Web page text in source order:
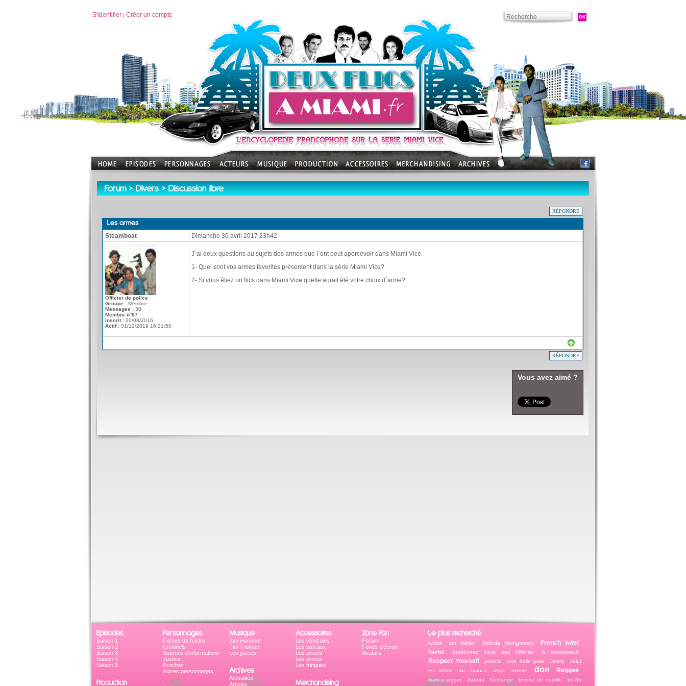
S'identifier | Créer un compte
Forum>Divers>Discussion libre
RÉPONDRE
Les armes
Steamboat Dimanche 30 avril 2017 23h42
Officier de police
Groupe : Membre
Messages : 30
Membre n°67
Inscrit : 20/08/2016
Actif : 01/12/2019 16:21:50
J´ai deux questions au sujets des armes que l´ont peut apercevoir dans Miami Vice.
1- Quel sont vos armes favorites présentent dans la série Miami Vice?
2- Si vous êtiez un flics dans Miami Vice quelle aurait été votre choix d´arme?
RÉPONDRE
Vous avez aimé ?
Episodes
Saison 1
Saison 2
Saison 3
Saison 4
Saison 5
Production
Personnages
Forces de l'ordre
Criminels
Sources d'informations
Justice
Proches
Autres personnages
Musique
Jan Hammer
Tim Truman
Les guests
Archives
Actualités
Articles
Accessoires
Les véhicules
Les bateaux
Les avions
Les armes
Les fringues
Merchandising
Zone Fan
Forum
Fonds d'écran
Avatars
Le plus recherché
tubbs sot métier Belinda Montgomery French twist
freefall pardonnez nous nos offense a contrecoeur
Respect Yourself patricia une belle prise Jimmy
salut
les artiste
loi bianca relax montre don Reggae
bianca jagger bateau l'échange femme de castillo loi du